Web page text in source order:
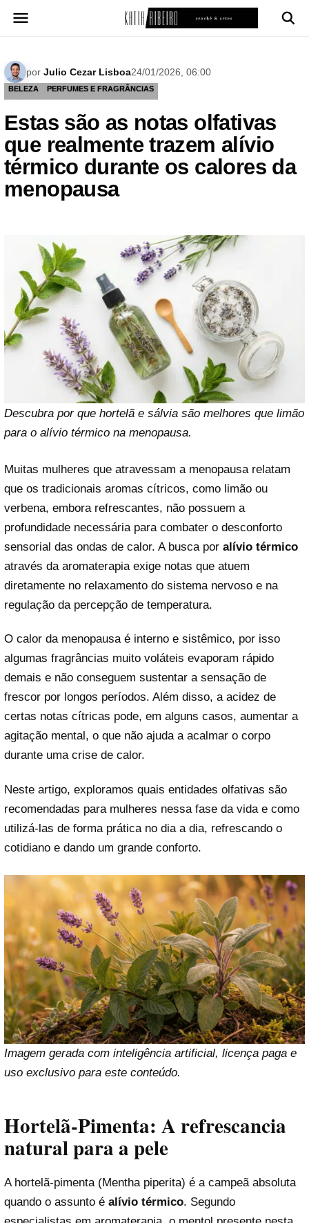
para
por Julio Cezar Lisboa24/01/2026, 06:00
BELEZA PERFUMES E FRAGRÂNCIAS
Estas são as notas olfativas
que realmente trazem alívio
térmico durante os calores da
menopausa
Descubra por que hortelã e sálvia são melhores que limão
para o alívio térmico na menopausa.
Muitas mulheres que atravessam a menopausa relatam
que os tradicionais aromas cítricos, como limão ou
verbena, embora refrescantes, não possuem a
profundidade necessária para combater o desconforto
sensorial das ondas de calor. A busca por alívio térmico
através da aromaterapia exige notas que atuem
diretamente no relaxamento do sistema nervoso e na
regulação da percepção de temperatura.
O calor da menopausa é interno e sistêmico, por isso
algumas fragrâncias muito voláteis evaporam rápido
demais e não conseguem sustentar a sensação de
frescor por longos períodos. Além disso, a acidez de
certas notas cítricas pode, em alguns casos, aumentar a
agitação mental, o que não ajuda a acalmar o corpo
durante uma crise de calor.
Neste artigo, exploramos quais entidades olfativas são
recomendadas para mulheres nessa fase da vida e como
utilizá-las de forma prática no dia a dia, refrescando o
cotidiano e dando um grande conforto.
Imagem gerada com inteligência artificial, licença paga e
uso exclusivo para este conteúdo.
Hortelã-Pimenta: A refrescancia
natural para a pele
A hortelã-pimenta (Mentha piperita) é a campeã absoluta
quando o assunto é alívio térmico. Segundo